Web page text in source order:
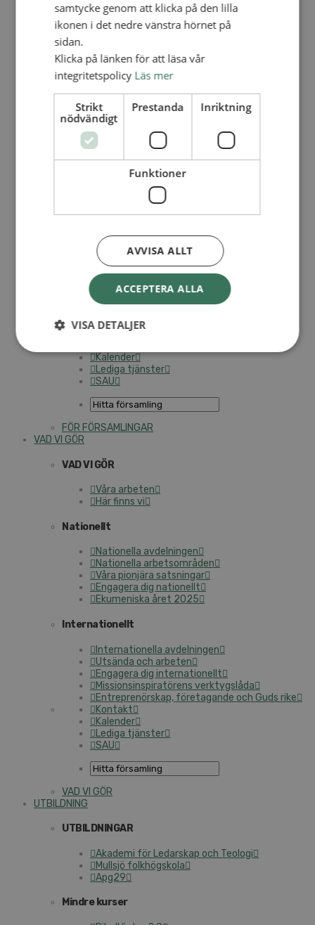
Lediga tjänster
FÖR FÖRSAMLINGAR
FÖRDJUPNING OCH UTVECKLING
Missionella initiativ
Smågrupper
Skapelse och miljö
Gudstjänst
Vänförsamling
Integrationsarbete
För barns bästa – överallt
Missionsinspiratörens verktygslåda
Redovisning och lönehantering
Kyrkoavgiften
LOGGA IN
Personalförsäkringar
SAMP – personalförbundet
Kalender
Lediga tjänster
SAU
FÖR FÖRSAMLINGAR
VAD VI GÖR
VAD VI GÖR
Våra arbeten
Här finns vi
Nationellt
Nationella avdelningen
Nationella arbetsområden
Våra pionjära satsningar
Engagera dig nationellt
Ekumeniska året 2025
Internationellt
Internationella avdelningen
Utsända och arbeten
Engagera dig internationellt
Missionsinspiratörens verktygslåda
Entreprenörskap, företagande och Guds rike
Kontakt
Kalender
Lediga tjänster
SAU
VAD VI GÖR
UTBILDNING
UTBILDNINGAR
Akademi för Ledarskap och Teologi
Mullsjö folkhögskola
Apg29
Mindre kurser
samtycke genom att klicka på den lilla
ikonen i det nedre vänstra hörnet på
sidan.
Klicka på länken för att läsa vår
integritetspolicy Läs mer
Strikt
nödvändigt
Prestanda Inriktning
Funktioner
ACCEPTERA ALLA
AVVISA ALLT
VISA DETALJER